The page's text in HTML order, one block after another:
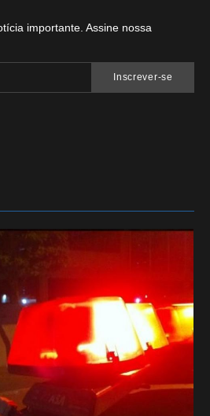
importante. Assine nossa
Inscrever-se